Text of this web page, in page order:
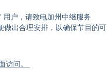
户，请致电加州中继服务
出合理安排，以确保节目的可
访问。